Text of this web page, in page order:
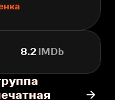
8.2 IMDb